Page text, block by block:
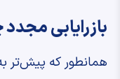
بازرایابی
همانطور که پیش‌تر